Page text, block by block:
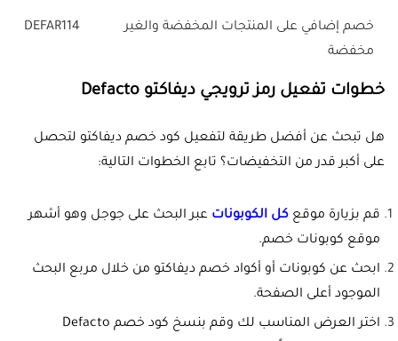
خصم إضافي على المنتجات المخفضة والغير
مخفضة
DEFAR114
خطوات تفعيل رمز ترويجي ديفاكتو Defacto
هل تبحث عن أفضل طريقة لتفعيل كود خصم ديفاكتو لتحصل
على أكبر قدر من التخفيضات؟ تابع الخطوات التالية:
قم بزيارة موقع كل الكوبونات عبر البحث على جوجل وهو أشهر
موقع كوبونات خصم.
ابحث عن كوبونات أو أكواد خصم ديفاكتو من خلال مربع البحث
الموجود أعلى الصفحة.
اختر العرض المناسب لك وقم بنسخ كود خصم Defacto